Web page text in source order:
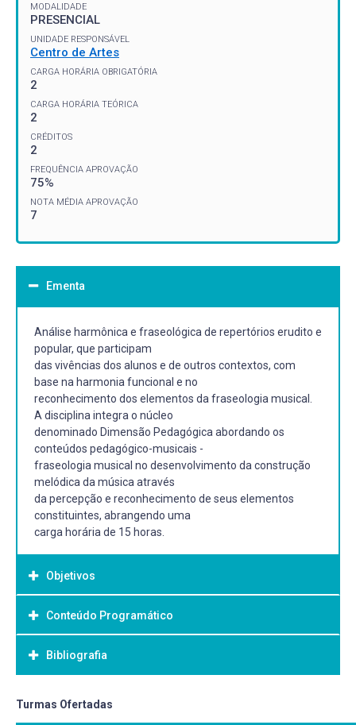
MODALIDADE
PRESENCIAL
UNIDADE RESPONSÁVEL
Centro de Artes
CARGA HORÁRIA OBRIGATÓRIA
2
CARGA HORÁRIA TEÓRICA
2
CRÉDITOS
2
FREQUÊNCIA APROVAÇÃO
75%
NOTA MÉDIA APROVAÇÃO
7
Ementa
Análise harmônica e fraseológica de repertórios erudito e
popular, que participam
das vivências dos alunos e de outros contextos, com
base na harmonia funcional e no
reconhecimento dos elementos da fraseologia musical.
A disciplina integra o núcleo
denominado Dimensão Pedagógica abordando os
conteúdos pedagógico-musicais -
fraseologia musical no desenvolvimento da construção
melódica da música através
da percepção e reconhecimento de seus elementos
constituintes, abrangendo uma
carga horária de 15 horas.
Objetivos
Objetivo Geral:
OBJETIVO GERAL
Dar continuidade em propiciar o desenvolvimento da
erudito e popular por meio da percepção e do
Conteúdo Programático
Bibliografia
Bibliografia Básica:
Turmas Ofertadas